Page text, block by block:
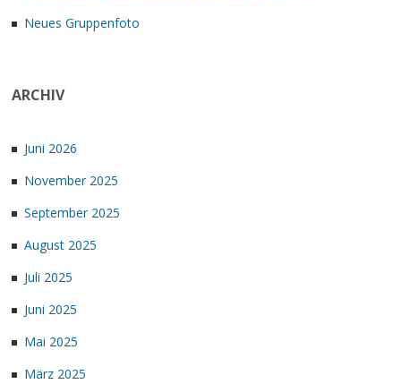
Neues Gruppenfoto
ARCHIV
Juni 2026
November 2025
September 2025
August 2025
Juli 2025
Juni 2025
Mai 2025
März 2025